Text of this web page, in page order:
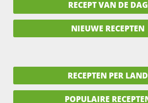
RECEPT VAN DE DAG
NIEUWE RECEPTEN
RECEPTEN PER LAND
POPULAIRE